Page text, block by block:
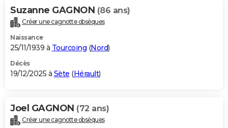
Suzanne GAGNON (86 ans)
Créer une cagnotte obsèques
Naissance
25/11/1939 à Tourcoing (Nord)
Décès
19/12/2025 à Sète (Hérault)
Joel GAGNON (72 ans)
Créer une cagnotte obsèques